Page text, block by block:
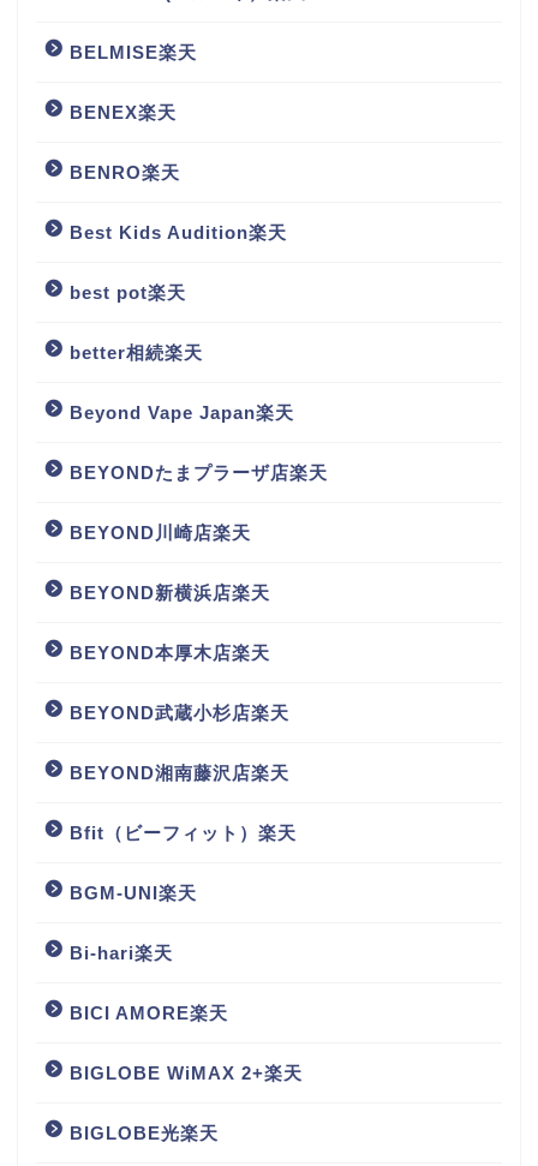
BELMISE楽天
BENEX楽天
BENRO楽天
Best Kids Audition楽天
best pot楽天
better相続楽天
Beyond Vape Japan楽天
BEYONDたまプラーザ店楽天
BEYOND川崎店楽天
BEYOND新横浜店楽天
BEYOND本厚木店楽天
BEYOND武蔵小杉店楽天
BEYOND湘南藤沢店楽天
Bfit（ビーフィット）楽天
BGM‐UNI楽天
Bi-hari楽天
BICI AMORE楽天
BIGLOBE WiMAX 2+楽天
BIGLOBE光楽天